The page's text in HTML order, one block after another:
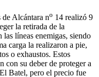
Alcántara no 14 realizó 9
la retirada de la
líneas enemigas, siendo
carga la realizaron a pie,
o exhaustos. Estos
con su deber de proteger a
Batel, pero el precio fue